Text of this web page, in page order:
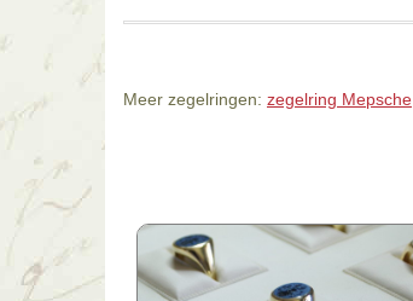
Meer zegelringen: zegelring Mepsche